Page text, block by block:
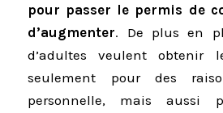
pour passer le permis de
d’augmenter. De plus en
d’adultes veulent obtenir
seulement pour des
personnelle, mais aussi